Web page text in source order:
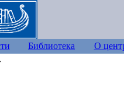
Библиотека
О